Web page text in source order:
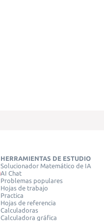
HERRAMIENTAS DE ESTUDIO
Solucionador Matemático de IA
AI Chat
Problemas populares
Hojas de trabajo
Practica
Hojas de referencia
Calculadoras
Calculadora gráfica